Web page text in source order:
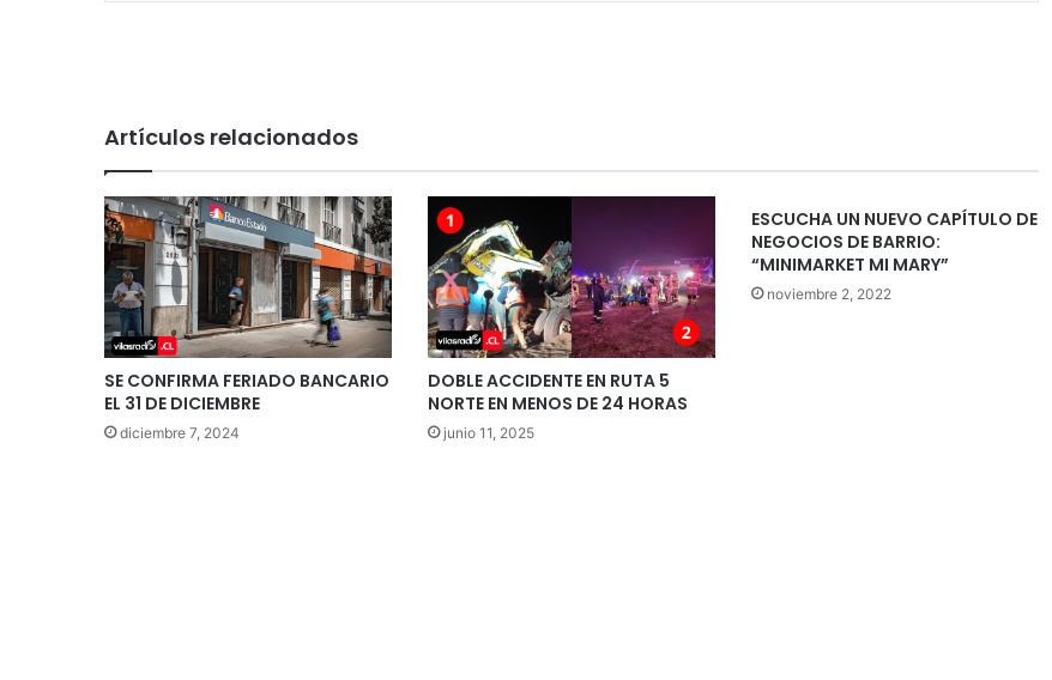
Artículos relacionados
SE CONFIRMA FERIADO BANCARIO
EL 31 DE DICIEMBRE
diciembre 7, 2024
DOBLE ACCIDENTE EN RUTA 5
NORTE EN MENOS DE 24 HORAS
junio 11, 2025
ESCUCHA UN NUEVO CAPÍTULO DE
NEGOCIOS DE BARRIO:
“MINIMARKET MI MARY”
noviembre 2, 2022